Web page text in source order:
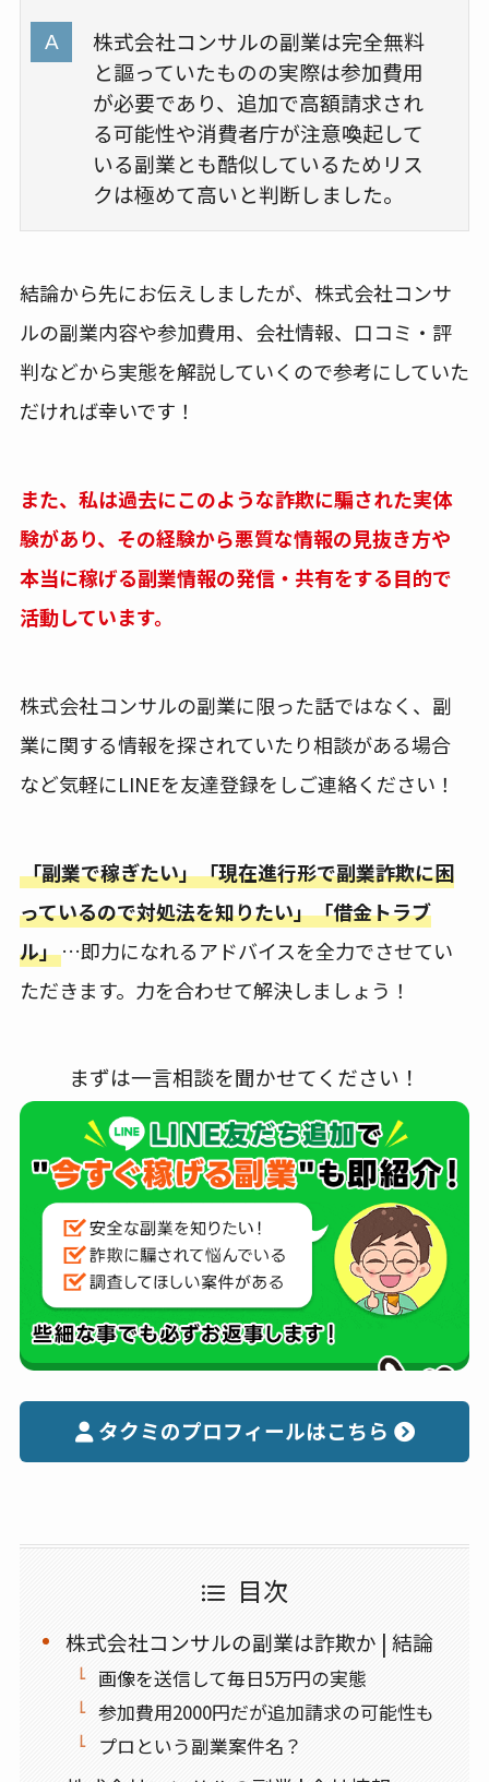
株式会社コンサルの副業は完全無料
と謳っていたものの実際は参加費用
が必要であり、追加で高額請求され
る可能性や消費者庁が注意喚起して
いる副業とも酷似しているためリス
クは極めて高いと判断しました。
結論から先にお伝えしましたが、株式会社コンサ
ルの副業内容や参加費用、会社情報、口コミ・評
判などから実態を解説していくので参考にしていた
だければ幸いです！
また、私は過去にこのような詐欺に騙された実体
験があり、その経験から悪質な情報の見抜き方や
本当に稼げる副業情報の発信・共有をする目的で
活動しています。
株式会社コンサルの副業に限った話ではなく、副
業に関する情報を探されていたり相談がある場合
など気軽にLINEを友達登録をしご連絡ください！
「副業で稼ぎたい」「現在進行形で副業詐欺に困
っているので対処法を知りたい」「借金トラブ
ル」…即力になれるアドバイスを全力でさせてい
ただきます。力を合わせて解決しましょう！
まずは一言相談を聞かせてください！
タクミのプロフィールはこちら
目次
株式会社コンサルの副業は詐欺か | 結論
画像を送信して毎日5万円の実態
参加費用2000円だが追加請求の可能性も
プロという副業案件名？